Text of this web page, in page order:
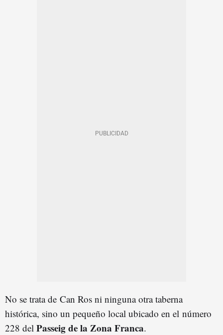
No se trata de Can Ros ni ninguna otra taberna
histórica, sino un pequeño local ubicado en el número
228 del Passeig de la Zona Franca.